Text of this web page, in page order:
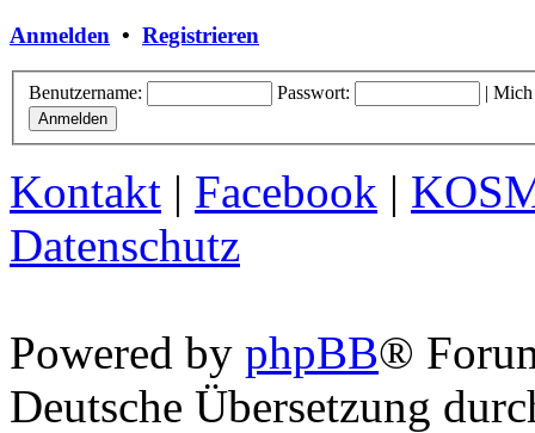
Anmelden • Registrieren
Benutzername: Passwort: | Mich
Kontakt | Facebook |
Datenschutz
Powered by phpBB®
Deutsche Übersetzung